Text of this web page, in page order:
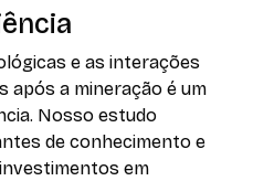
e as interações
após a mineração é um
Nosso estudo
de conhecimento e
em